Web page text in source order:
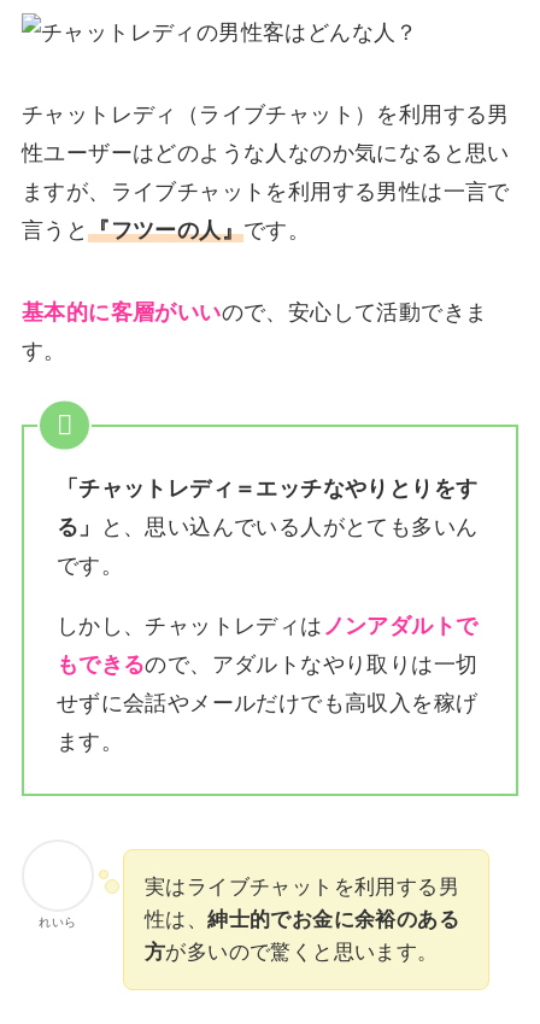
チャットレディ（ライブチャット）を利用する男
性ユーザーはどのような人なのか気になると思い
ますが、ライブチャットを利用する男性は一言で
言うと『フツーの人』です。
基本的に客層がいいので、安心して活動できま
す。
「チャットレディ＝エッチなやりとりをす
る」
と、思い込んでいる人がとても多いん
です。
しかし、チャットレディは ノンアダルトで
もできるので、アダルトなやり取りは一切
せずに会話やメールだけでも高収入を稼げ
ます。
れいら
実はライブチャットを利用する男
性は、紳士的でお金に余裕のある
方が多いので驚くと思います。